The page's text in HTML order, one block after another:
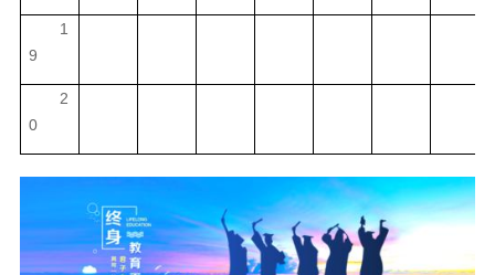
1
9
2
0